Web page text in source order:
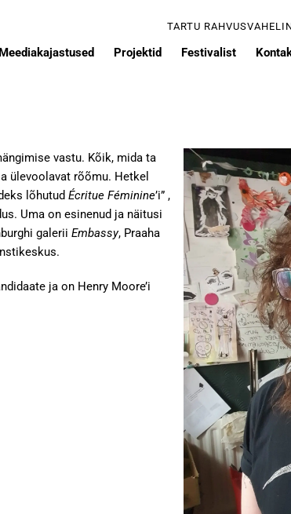
TARTU
Meediakajastused Projektid Festivalist
vastu. Kõik, mida ta
ülevoolavat rõõmu. Hetkel
lõhutud Écritue Féminine’i” ,
Uma on esinenud ja näitusi
galerii Embassy, Praaha
ja on Henry Moore’i